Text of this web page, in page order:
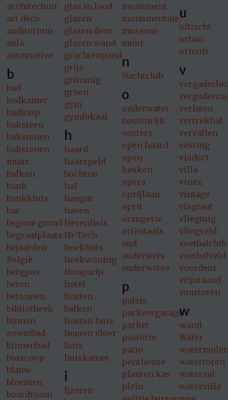
architectuur
art deco
auditorium
aula
automotive
b
bad
badkamer
badkuip
baksteen
bakstenen
bakstenen
muur
balkon
bank
bankkluis
bar
begane grond
begraafplaats
bejaarden
België
bergpas
beton
betonnen
bibliotheek
binnen
zwembad
binnenbad
bioscoop
blauw
bloemen
boardroom
glas in lood
glazen
glazen deur
glazen wand
grachtenpand
grijs
grimmig
groen
gym
gymlokaal
h
haard
haarspeld
bochten
hal
hangar
haven
Herenhuis
Hi-Tech
hoekhuis
hoekwoning
Hongarije
hotel
houten
balken
houten huis
houten vloer
huis
huiskamer
i
Ijzeren
monument
monumentale
museum
muur
n
Nachtclub
o
onderwater
oostenrijk
oosters
open haard
open
keuken
opera
oprijlaan
oprit
orangerie
oriëntaals
oud
ouderwets
ouderwetse
p
paleis
parkeergarage
parket
pastorie
patio
penthouse
planten kas
plein
u
uitzicht
urban
urinoir
v
verlaten
vertrekhal
vervallen
vesting
viaduct
villa
vinex
vintage
visgraat
vliegtuig
vliegveld
voetbalclub
voetbalveld
voordeur
vrijstaand
vuurtoren
w
wand
Water
watertoren
waterval
watervilla